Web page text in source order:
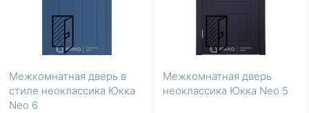
Межкомнатная дверь в
стиле неоклассика Юкка
Neo 6
Межкомнатная дверь
неоклассика Юкка Neo 5